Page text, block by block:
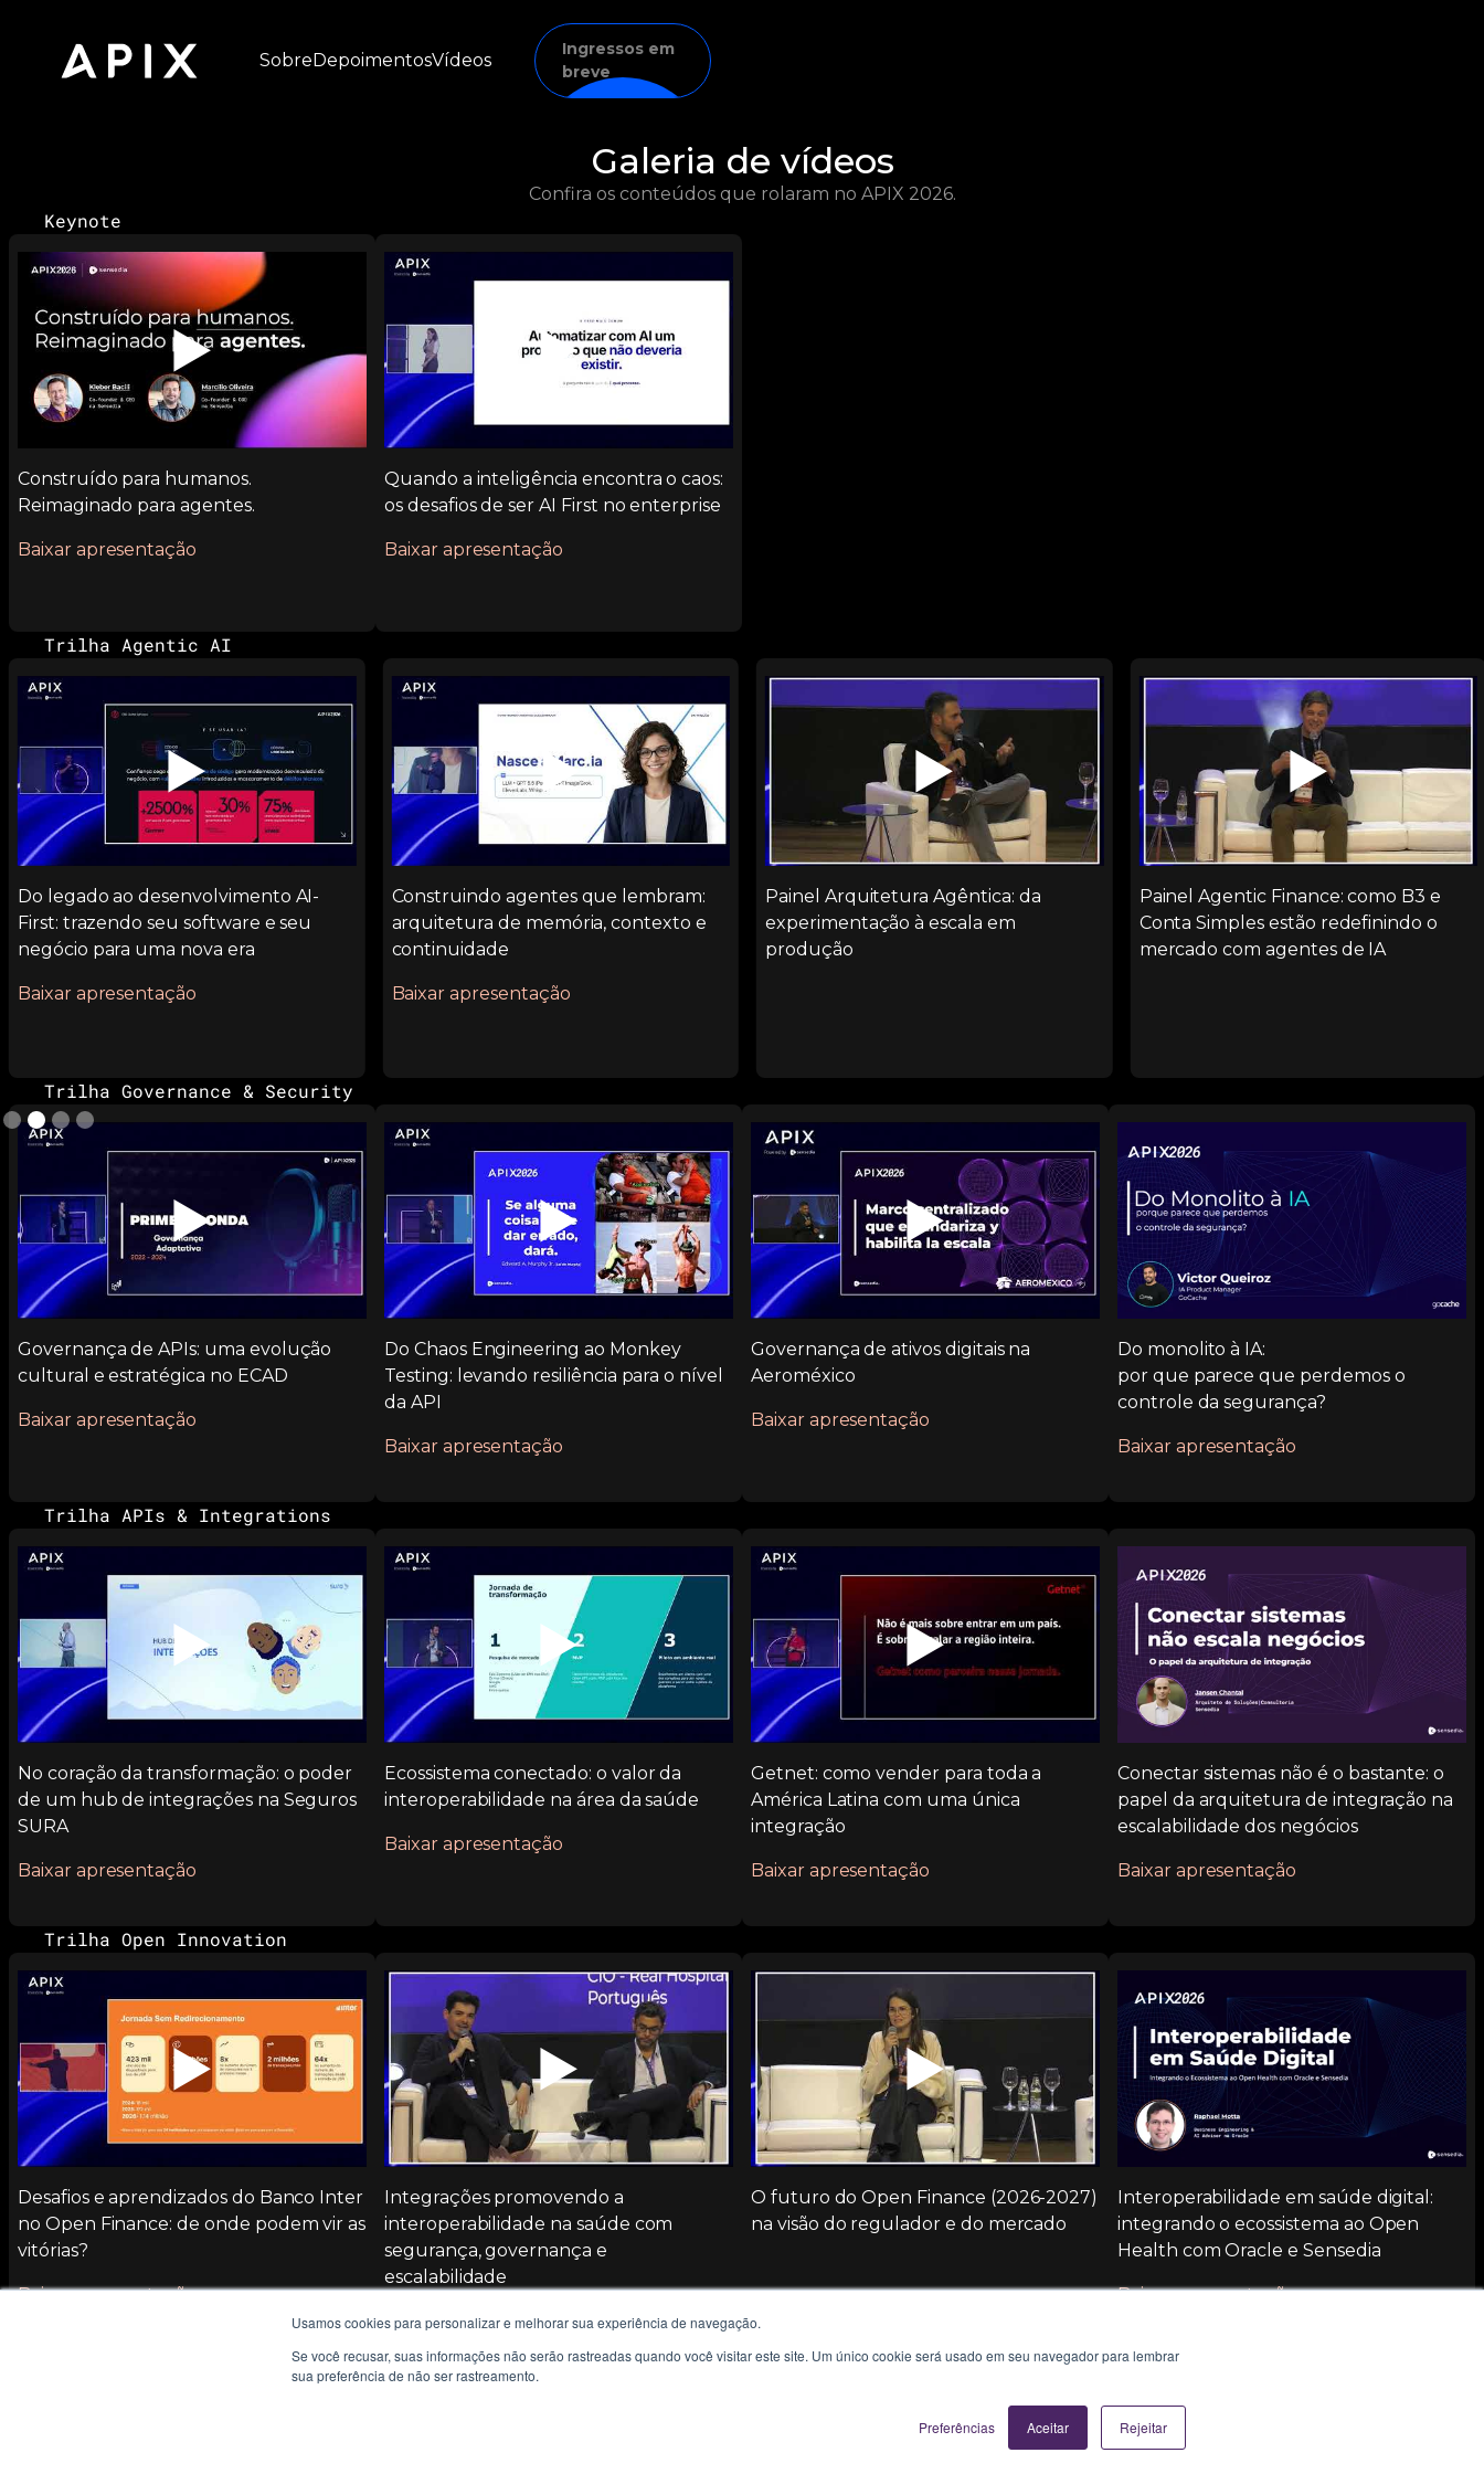
Usamos cookies para personalizar e melhorar sua experiência de navegação.
Se você recusar, suas informações não serão rastreadas quando você visitar este site. Um único cookie será usado em seu navegador para lembrar
sua preferência de não ser rastreamento.
Preferências Aceitar Rejeitar
SobreDepoimentosVídeos
Ingressos em
breve
Galeria de vídeos
Confira os conteúdos que rolaram no APIX 2026.
Keynote
▶️
Construído para humanos.
Reimaginado para agentes.
Baixar apresentação
▶️
Quando a inteligência encontra o caos:
os desafios de ser AI First no enterprise
Baixar apresentação
Trilha Agentic AI
▶️
Do legado ao desenvolvimento AI-
First: trazendo seu software e seu
negócio para uma nova era
Baixar apresentação
▶️
Construindo agentes que lembram:
arquitetura de memória, contexto e
continuidade
Baixar apresentação
▶️
Painel Arquitetura Agêntica: da
experimentação à escala em
produção
▶️
Painel Agentic Finance: como B3 e
Conta Simples estão redefinindo o
mercado com agentes de IA
Slide 2 of 4.
Trilha Governance & Security
▶️
Governança de APIs: uma evolução
cultural e estratégica no ECAD
Baixar apresentação
▶️
Do Chaos Engineering ao Monkey
Testing: levando resiliência para o nível
da API
Baixar apresentação
▶️
Governança de ativos digitais na
Aeroméxico
Baixar apresentação
Do monolito à IA:
por que parece que perdemos o
controle da segurança?
Baixar apresentação
Trilha APIs & Integrations
▶️
No coração da transformação: o poder
de um hub de integrações na Seguros
SURA
Baixar apresentação
▶️
Ecossistema conectado: o valor da
interoperabilidade na área da saúde
Baixar apresentação
▶️
Getnet: como vender para toda a
América Latina com uma única
integração
Baixar apresentação
Conectar sistemas não é o bastante: o
papel da arquitetura de integração na
escalabilidade dos negócios
Baixar apresentação
Trilha Open Innovation
▶️
Desafios e aprendizados do Banco Inter
no Open Finance: de onde podem vir as
vitórias?
Baixar apresentação
▶️
Integrações promovendo a
interoperabilidade na saúde com
segurança, governança e
escalabilidade
▶️
O futuro do Open Finance (2026-2027)
na visão do regulador e do mercado
Interoperabilidade em saúde digital:
integrando o ecossistema ao Open
Health com Oracle e Sensedia
Baixar apresentação